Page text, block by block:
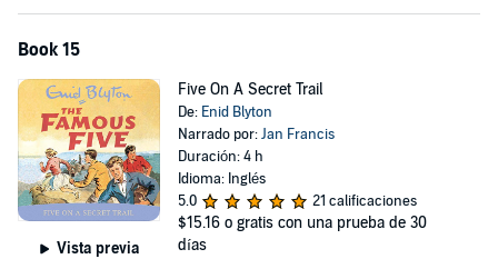
Book 15
Vista previa
Five On A Secret Trail
De: Enid Blyton
Narrado por:Jan Francis
Duración: 4 h
Idioma: Inglés
5.0
21 calificaciones
$15.16 o gratis con una prueba de 30
días